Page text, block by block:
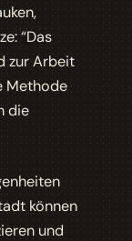
“Das
zur Arbeit
Methode
die
können
und